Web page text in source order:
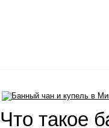
Что такое